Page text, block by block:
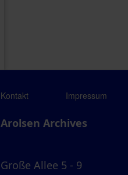
Kontakt Impressum
Arolsen Archives
Große Allee 5 - 9